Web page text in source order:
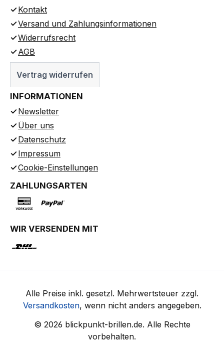
Kontakt
Versand und Zahlungsinformationen
Widerrufsrecht
AGB
Vertrag widerrufen
INFORMATIONEN
Newsletter
Über uns
Datenschutz
Impressum
Cookie-Einstellungen
ZAHLUNGSARTEN
WIR VERSENDEN MIT
Alle Preise inkl. gesetzl. Mehrwertsteuer zzgl.
Versandkosten, wenn nicht anders angegeben.
© 2026 blickpunkt-brillen.de. Alle Rechte
vorbehalten.